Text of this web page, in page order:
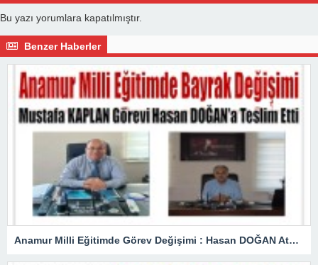
Bu yazı yorumlara kapatılmıştır.
Benzer Haberler
Anamur Milli Eğitimde Görev Değişimi : Hasan DOĞAN Atandı